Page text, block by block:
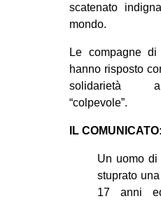
DIRITTO
scatenato
mondo.
Le compagne di
hanno risposto
solidarietà
“colpevole”.
IL COMUNICATO:
Un uomo di
stuprato
17 anni